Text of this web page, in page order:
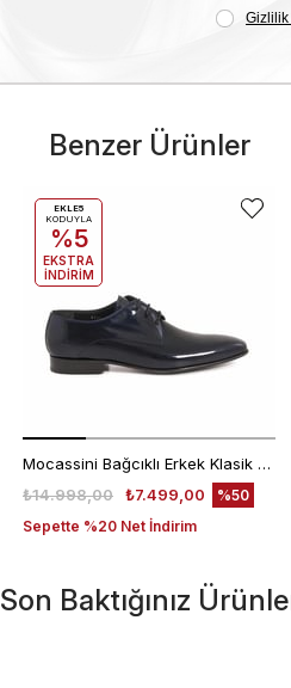
Benzer Ürünler
Mocassini Bağcıklı Erkek Klasik Ayakkabı 4625
₺7.499,00
₺14.998,00
Sepette %20 Net İndirim
%50
EKLE5
KODUYLA
%5
EKSTRA
İNDİRİM
Son Baktığınız